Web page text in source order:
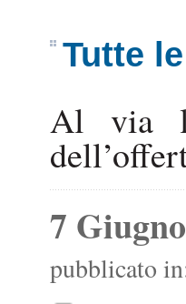
Tutte
Al via
7
pubblicato